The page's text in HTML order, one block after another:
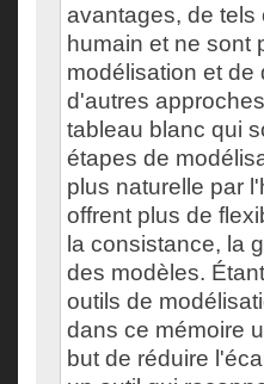
avantages, de tels
humain et ne sont
modélisation et
d'autres
tableau blanc qui
étapes de
plus naturelle par
offrent plus de
la consistance, la
des modèles.
outils de
dans ce mémoire
but de réduire